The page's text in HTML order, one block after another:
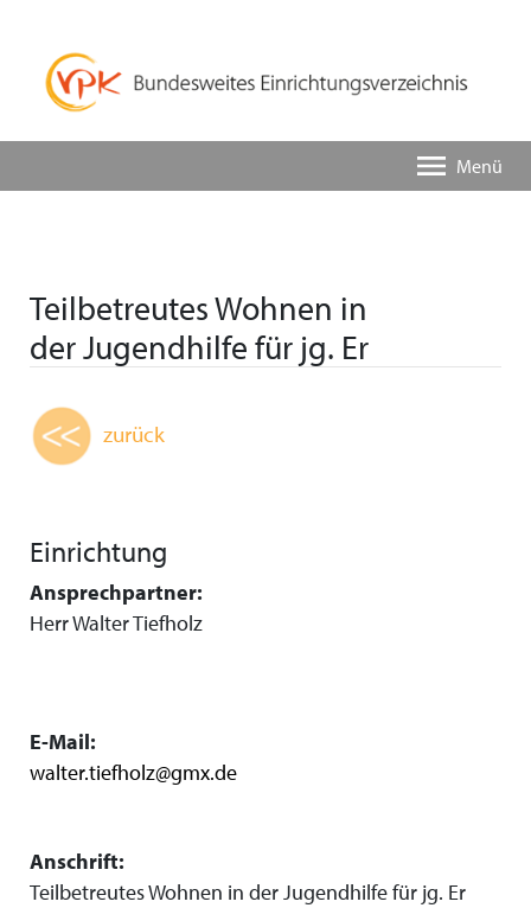
Menü
Teilbetreutes Wohnen in
der Jugendhilfe für jg. Er
zurück
Einrichtung
Ansprechpartner:
Herr Walter Tiefholz
E-Mail:
walter.tiefholz@gmx.de
Anschrift:
Teilbetreutes Wohnen in der Jugendhilfe für jg. Er